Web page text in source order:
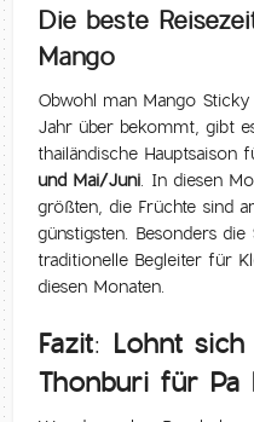
Die beste
Mango
Obwohl man Mango
Jahr über bekommt, gibt
thailändische Hauptsaison
und Mai/Juni. In diesen
größten, die Früchte sind
günstigsten. Besonders die
traditionelle Begleiter für
diesen Monaten.
Fazit: Lohnt
Thonburi für Pa